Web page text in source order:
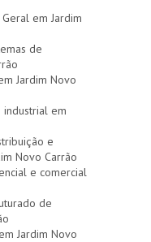
em Jardim
de
Jardim Novo
em
e
Novo Carrão
e comercial
de
Jardim Novo